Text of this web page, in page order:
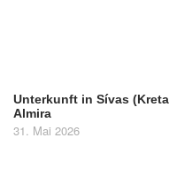
Unterkunft in Sívas
Almira
31. Mai 2026